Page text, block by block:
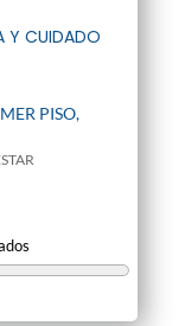
Y CUIDADO
PISO,